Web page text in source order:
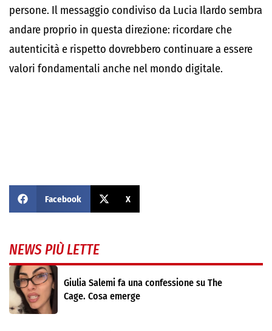
persone. Il messaggio condiviso da Lucia Ilardo sembra
andare proprio in questa direzione: ricordare che
autenticità e rispetto dovrebbero continuare a essere
valori fondamentali anche nel mondo digitale.
Facebook X
NEWS PIÙ LETTE
Giulia Salemi fa una confessione su The
Cage. Cosa emerge